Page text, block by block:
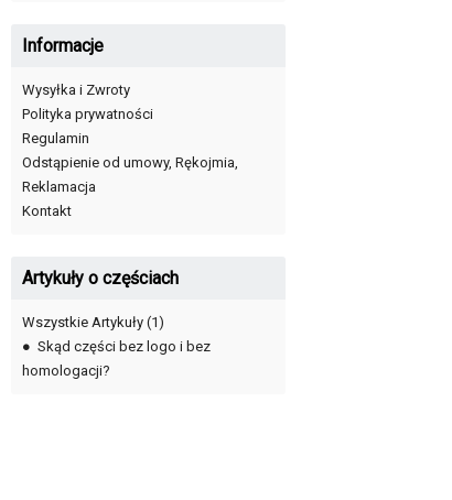
Informacje
Wysyłka i Zwroty
Polityka prywatności
Regulamin
Odstąpienie od umowy, Rękojmia,
Reklamacja
Kontakt
Artykuły o częściach
Wszystkie Artykuły (1)
● Skąd części bez logo i bez
homologacji?